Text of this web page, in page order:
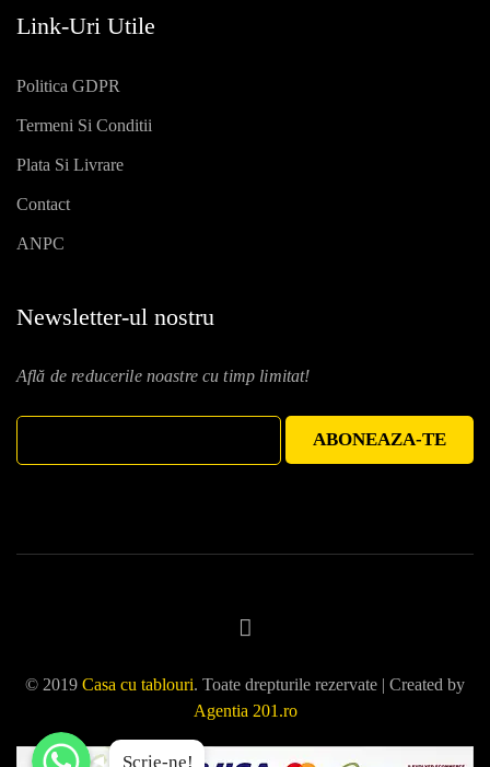
Link-Uri Utile
Politica GDPR
Termeni Si Conditii
Plata Si Livrare
Contact
ANPC
Newsletter-ul nostru
Află de reducerile noastre cu timp limitat!
© 2019 Casa cu tablouri. Toate drepturile rezervate | Created by
Agentia 201.ro
Scrie-ne!